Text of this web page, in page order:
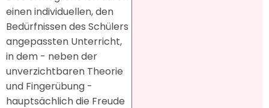
einen individuellen, den
Bedürfnissen des Schülers
angepassten Unterricht,
in dem - neben der
unverzichtbaren Theorie
und Fingerübung -
hauptsächlich die Freude